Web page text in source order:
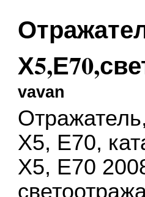
vavan
Х5, Е70,
X5, E70